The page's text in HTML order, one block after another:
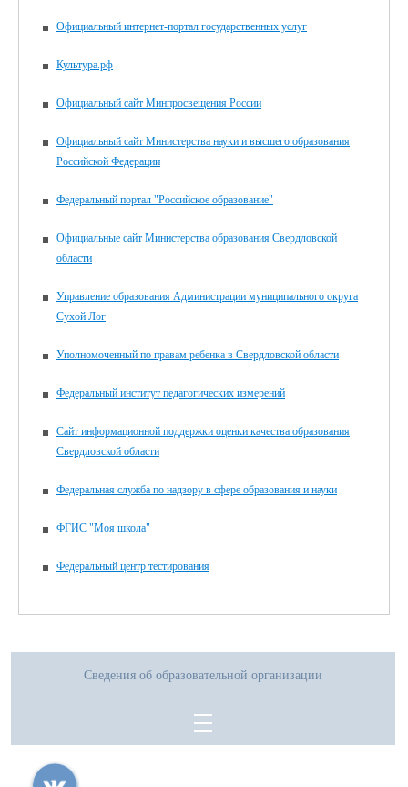
Официальный интернет-портал государственных услуг
Культура.рф
Официальный сайт Минпросвещения России
Официальный сайт Министерства науки и высшего образования
Российской Федерации
Федеральный портал "Российское образование"
Официальные сайт Министерства образования Свердловской
области
Управление образования Администрации муниципального округа
Сухой Лог
Уполномоченный по правам ребенка в Свердловской области
Федеральный институт педагогических измерений
Сайт информационной поддержки оценки качества образования
Свердловской области
Федеральная служба по надзору в сфере образования и науки
ФГИС "Моя школа"
Федеральный центр тестирования
Сведения об образовательной организации